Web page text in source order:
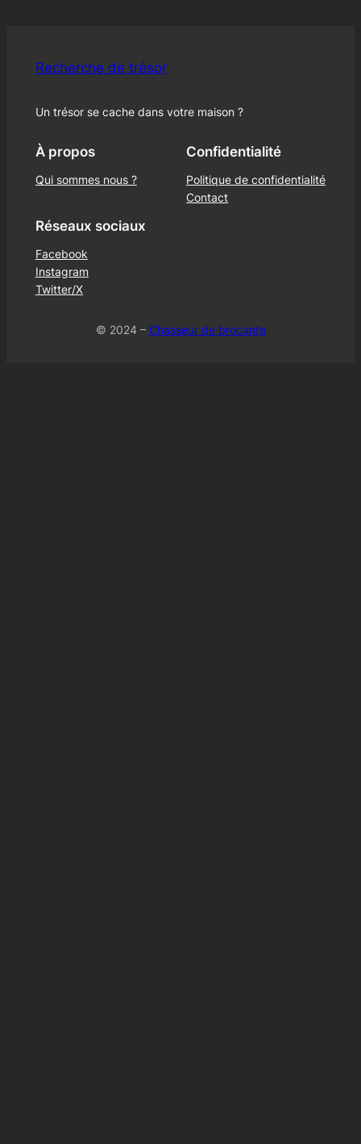
Recherche de trésor
Un trésor se cache dans votre maison ?
À propos
Qui sommes nous ?
Confidentialité
Politique de confidentialité
Contact
Réseaux sociaux
Facebook
Instagram
Twitter/X
© 2024 – Chasseur de brocante